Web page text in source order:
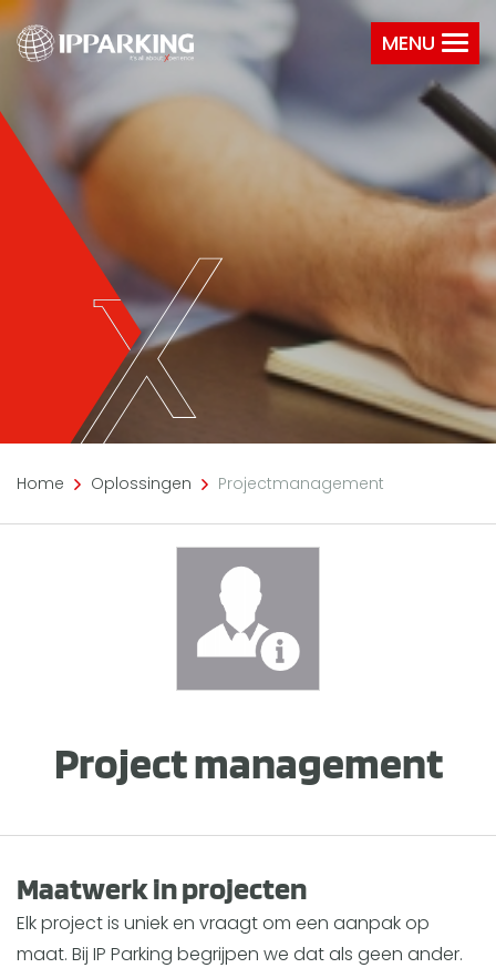
MENU
Home Oplossingen Projectmanagement
Project management
Maatwerk in projecten
Elk project is uniek en vraagt om een aanpak op
maat. Bij IP Parking begrijpen we dat als geen ander.